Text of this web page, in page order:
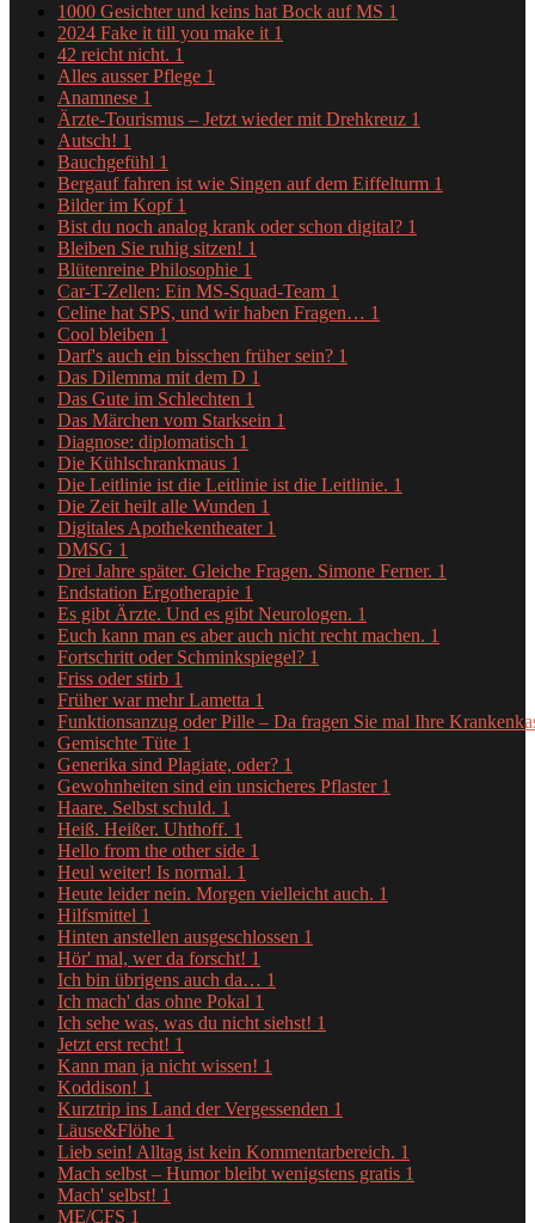
1000 Gesichter und keins hat Bock auf MS 1
2024 Fake it till you make it 1
42 reicht nicht. 1
Alles ausser Pflege 1
Anamnese 1
Ärzte-Tourismus – Jetzt wieder mit Drehkreuz 1
Autsch! 1
Bauchgefühl 1
Bergauf fahren ist wie Singen auf dem Eiffelturm 1
Bilder im Kopf 1
Bist du noch analog krank oder schon digital? 1
Bleiben Sie ruhig sitzen! 1
Blütenreine Philosophie 1
Car-T-Zellen: Ein MS-Squad-Team 1
Celine hat SPS, und wir haben Fragen… 1
Cool bleiben 1
Darf's auch ein bisschen früher sein? 1
Das Dilemma mit dem D 1
Das Gute im Schlechten 1
Das Märchen vom Starksein 1
Diagnose: diplomatisch 1
Die Kühlschrankmaus 1
Die Leitlinie ist die Leitlinie ist die Leitlinie. 1
Die Zeit heilt alle Wunden 1
Digitales Apothekentheater 1
DMSG 1
Drei Jahre später. Gleiche Fragen. Simone Ferner. 1
Endstation Ergotherapie 1
Es gibt Ärzte. Und es gibt Neurologen. 1
Euch kann man es aber auch nicht recht machen. 1
Fortschritt oder Schminkspiegel? 1
Friss oder stirb 1
Früher war mehr Lametta 1
Funktionsanzug oder Pille – Da fragen Sie mal Ihre
Gemischte Tüte 1
Generika sind Plagiate, oder? 1
Gewohnheiten sind ein unsicheres Pflaster 1
Haare. Selbst schuld. 1
Heiß. Heißer. Uhthoff. 1
Hello from the other side 1
Heul weiter! Is normal. 1
Heute leider nein. Morgen vielleicht auch. 1
Hilfsmittel 1
Hinten anstellen ausgeschlossen 1
Hör' mal, wer da forscht! 1
Ich bin übrigens auch da… 1
Ich mach' das ohne Pokal 1
Ich sehe was, was du nicht siehst! 1
Jetzt erst recht! 1
Kann man ja nicht wissen! 1
Koddison! 1
Kurztrip ins Land der Vergessenden 1
Läuse&Flöhe 1
Lieb sein! Alltag ist kein Kommentarbereich. 1
Mach selbst – Humor bleibt wenigstens gratis 1
Mach' selbst! 1
ME/CFS 1